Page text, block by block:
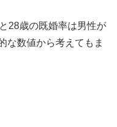
28歳の既婚率は男性が
な数値から考えてもま